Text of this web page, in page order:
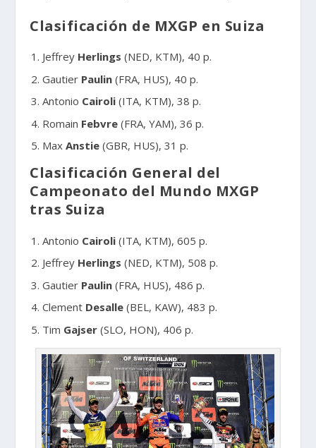
Clasificación de MXGP en Suiza
Jeffrey Herlings (NED, KTM), 40 p.
Gautier Paulin(FRA, HUS), 40 p.
Antonio Cairoli(ITA, KTM), 38 p.
Romain Febvre(FRA, YAM), 36 p.
Max Anstie(GBR, HUS), 31 p.
Clasificación General del
Campeonato del Mundo MXGP
tras Suiza
Antonio Cairoli(ITA, KTM), 605 p.
Jeffrey Herlings (NED, KTM), 508 p.
Gautier Paulin(FRA, HUS), 486 p.
ClementDesalle(BEL, KAW), 483 p.
Tim Gajser(SLO, HON), 406 p.